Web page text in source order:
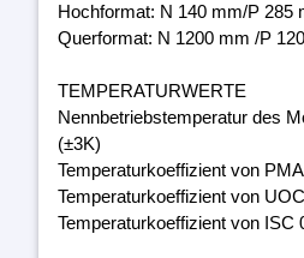
Hochformat: N 140 mm/P 285
Querformat: N 1200 mm /P
TEMPERATURWERTE
Nennbetriebstemperatur des
(±3K)
Temperaturkoeffizient von
Temperaturkoeffizient von
Temperaturkoeffizient von ISC